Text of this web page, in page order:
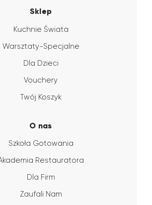
Sklep
Kuchnie Świata
Warsztaty-Specjalne
Dla Dzieci
Vouchery
Twój Koszyk
O nas
Szkoła Gotowania
Restauratora
Dla Firm
Zaufali Nam